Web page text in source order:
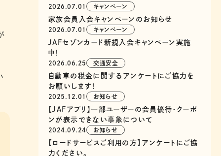
2026.07.01 キャンペーン
家族会員入会キャンペーンのお知らせ
2026.07.01 キャンペーン
JAFセゾンカード新規入会キャンペーン実施
中！
2026.06.25 交通安全
自動車の税金に関するアンケートにご協力を
お願いします！
2025.12.01 お知らせ
【JAFアプリ】一部ユーザーの会員優待・クーポ
ンが表示できない事象について
2024.09.24 お知らせ
【ロードサービスご利用の方】アンケートにご協
力ください。